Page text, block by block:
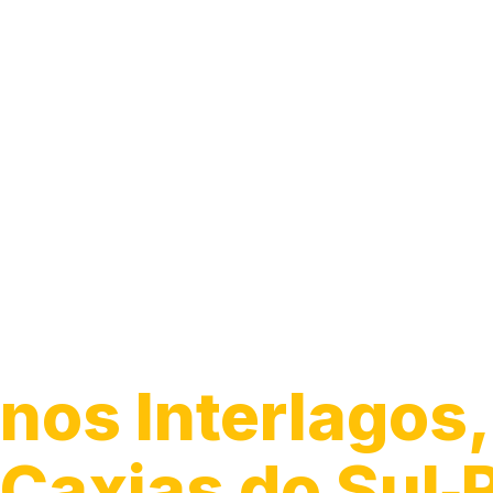
nos Interlagos,